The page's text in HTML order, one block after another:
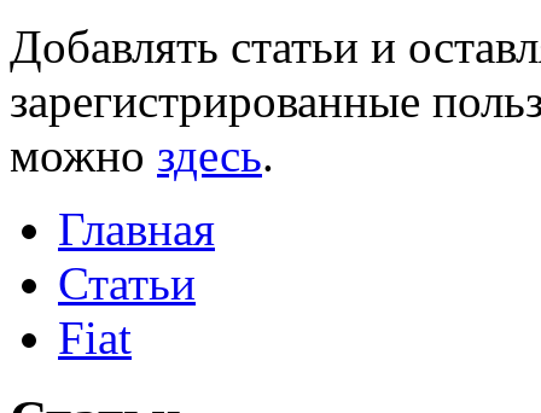
Добавлять статьи и
зарегистрированные
можно здесь.
Главная
Статьи
Fiat